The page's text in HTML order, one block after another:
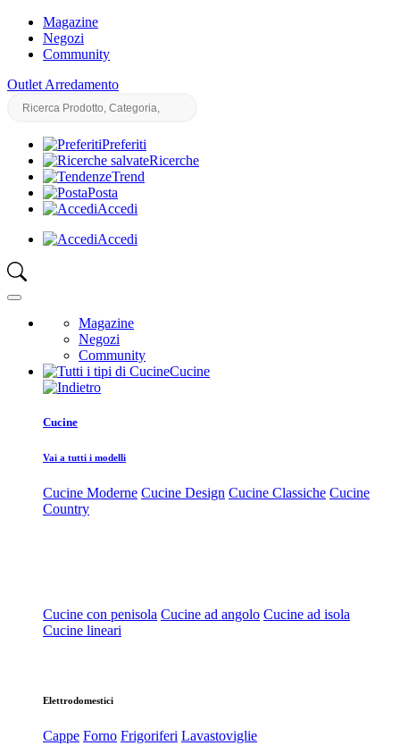
Magazine
Negozi
Community
Outlet Arredamento
Preferiti
Ricerche
Trend
Posta
Accedi
Accedi
Magazine
Negozi
Community
Cucine
Cucine
Vai a tutti i modelli
Cucine Moderne Cucine Design Cucine Classiche Cucine
Country
Cucine con penisola Cucine ad angolo Cucine ad isola
Cucine lineari
Elettrodomestici
Cappe Forno Frigoriferi Lavastoviglie